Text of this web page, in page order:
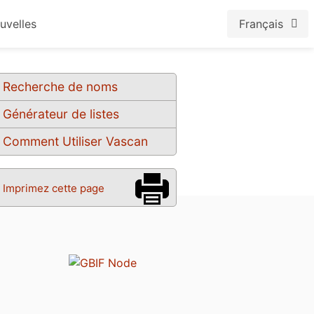
Français
Recherche de noms
Générateur de listes
Comment Utiliser Vascan
Imprimez cette page